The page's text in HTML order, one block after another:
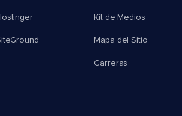
Kit de Medios
Mapa del Sitio
Carreras